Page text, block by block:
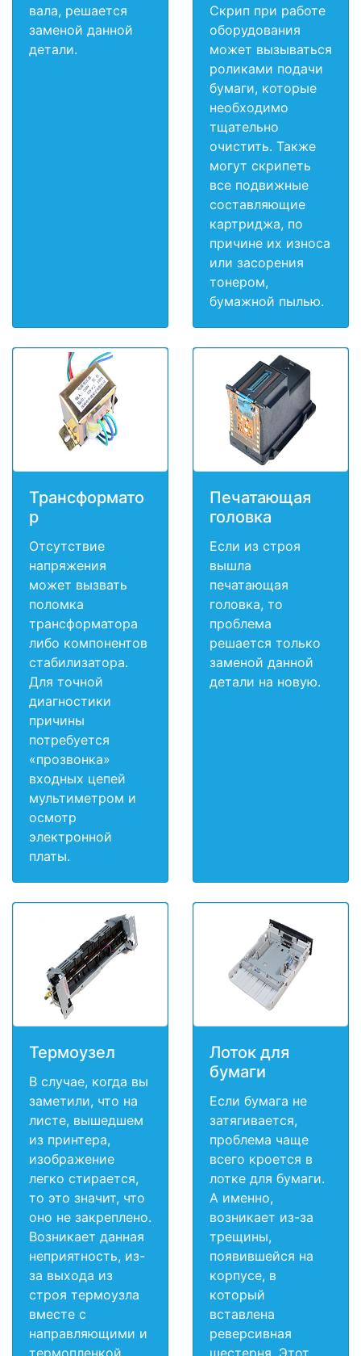
вала, решается
заменой данной
детали.
Скрип при работе
оборудования
может вызываться
роликами подачи
бумаги, которые
необходимо
тщательно
очистить. Также
могут скрипеть
все подвижные
составляющие
картриджа, по
причине их износа
или засорения
тонером,
бумажной пылью.
Трансформато
р
Отсутствие
напряжения
может вызвать
поломка
трансформатора
либо компонентов
стабилизатора.
Для точной
диагностики
причины
потребуется
«прозвонка»
входных цепей
мультиметром и
осмотр
электронной
платы.
Печатающая
головка
Если из строя
вышла
печатающая
головка, то
проблема
решается только
заменой данной
детали на новую.
Термоузел
В случае, когда вы
заметили, что на
листе, вышедшем
из принтера,
изображение
легко стирается,
то это значит, что
оно не закреплено.
Возникает данная
неприятность, из-
за выхода из
строя термоузла
вместе с
направляющими и
Лоток для
бумаги
Если бумага не
затягивается,
проблема чаще
всего кроется в
лотке для бумаги.
А именно,
возникает из-за
трещины,
появившейся на
корпусе, в
который
вставлена
реверсивная